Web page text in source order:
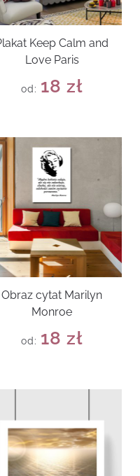
Keep Calm and
Love Paris
od: 18zł
Obraz cytat Marilyn
Monroe
od: 18zł